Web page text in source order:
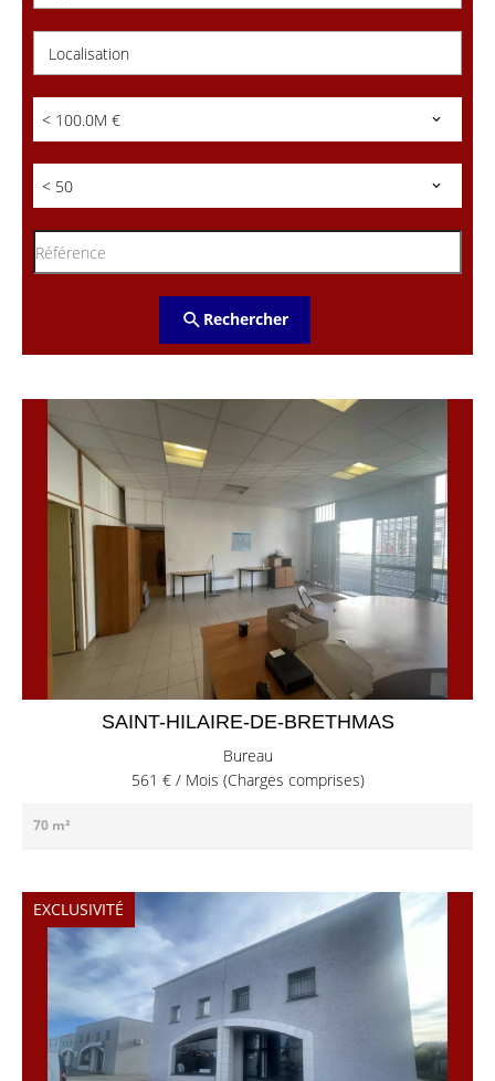
Localisation
< 100.0M €
< 50
Rechercher
SAINT-HILAIRE-DE-BRETHMAS
Bureau
561 € / Mois (Charges comprises)
70 m²
EXCLUSIVITÉ